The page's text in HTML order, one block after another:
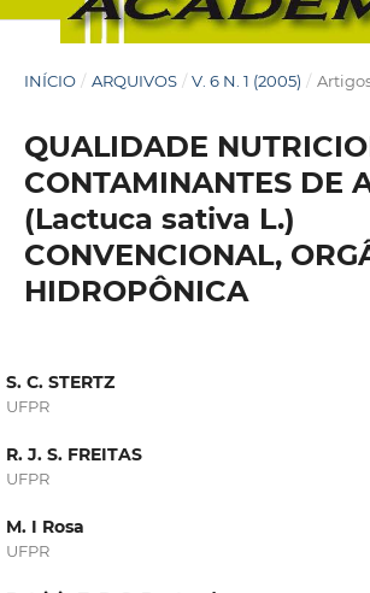
INÍCIO / ARQUIVOS / V. 6 N. 1 (2005) /
QUALIDADE
CONTAMINANTES DE
(Lactuca sativa L.)
CONVENCIONAL,
HIDROPÔNICA
S. C. STERTZ
UFPR
R. J. S. FREITAS
UFPR
M. I Rosa
UFPR